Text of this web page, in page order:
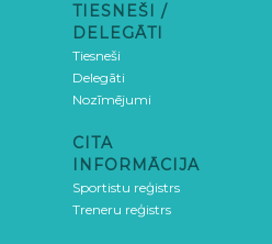
TIESNEŠI /
DELEGĀTI
Tiesneši
Delegāti
Nozīmējumi
CITA
INFORMĀCIJA
Sportistu reģistrs
Treneru reģistrs